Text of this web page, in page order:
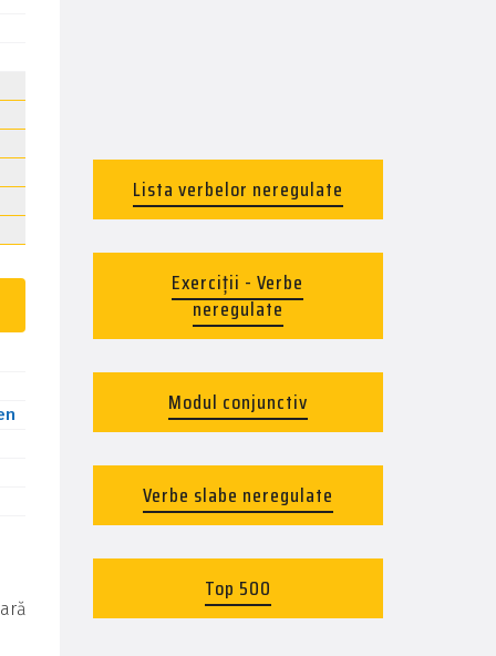
Lista verbelor neregulate
Exerciții - Verbe
neregulate
Modul conjunctiv
Verbe slabe neregulate
Top 500